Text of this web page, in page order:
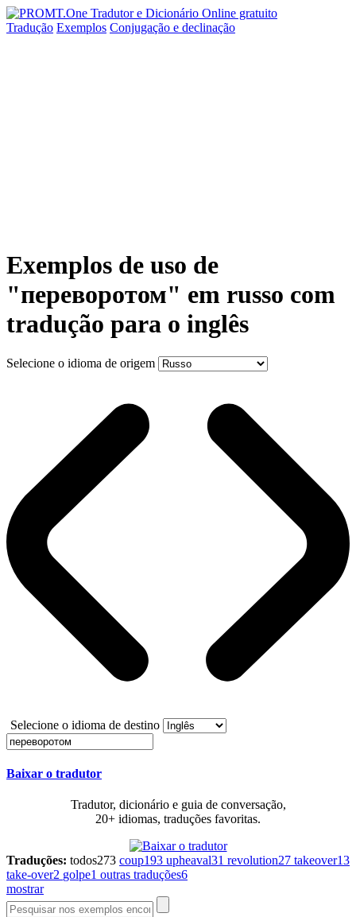
Tradução Exemplos Conjugação e declinação
Exemplos de uso de
"переворотом" em russo com
tradução para o inglês
Selecione o idioma de origem
Selecione o idioma de destino
Baixar o tradutor
Tradutor, dicionário e guia de conversação,
20+ idiomas, traduções favoritas.
Traduções: todos273 coup193 upheaval31 revolution27 takeover13
take-over2 golpe1 outras traduções6
mostrar